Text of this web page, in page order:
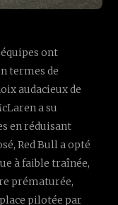
ont
termes de
audacieux de
a su
en réduisant
Red Bull a opté
à faible traînée,
prématurée,
pilotée par